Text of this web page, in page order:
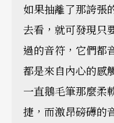
如果抽離了那誇張
去看，就可發現只
過的音符，它們都
都是來自內心的感
一直鵝毛筆那麼柔
捷，而激昂磅礡的